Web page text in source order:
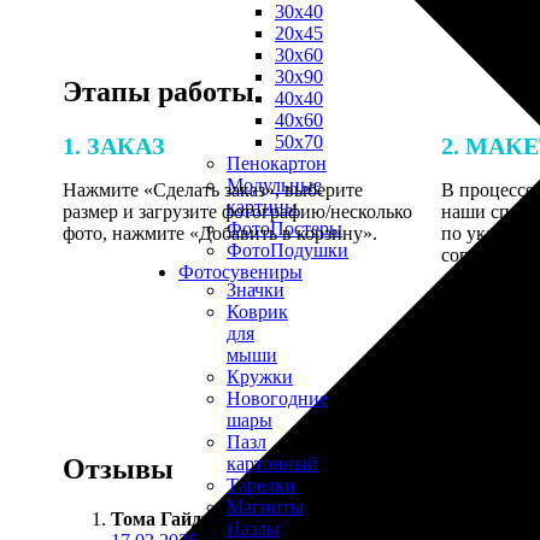
30х40
20х45
30х60
30х90
40х40
40х60
50х70
Пенокартон
Модульные
картины
ФотоПостеры
ФотоПодушки
Фотоcувениры
Значки
Коврик
для
мыши
Кружки
Новогодние
шары
Пазл
картонный
Тарелки
Магниты
Пазлы
Этапы работы
1. ЗАКАЗ
Нажмите «Сделать заказ», выберите
размер и загрузите фотографию/несколько
фото, нажмите «Добавить в корзину».
2.
В процессе
наши
по
Отзывы
Тома Гайдукова :